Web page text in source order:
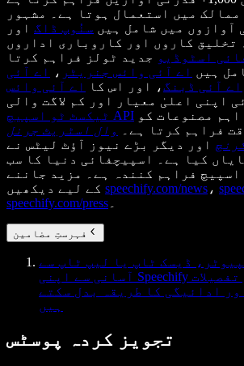
اور لگ بھگ 200 ممالک میں استعمال ہوتا ہے۔ مشہور
آوازوں میں شامل ہیں سنُوپ ڈاگ اور
۔ تخلیق کاروں اور کاروباری اداروں
اسٹوڈیو جدید ٹولز فراہم کرتا
ہیں اے آئی وائس جنریٹر ،
اے آئی
اے آئی ڈبنگ، اور اس کا
اے آئی وائس
اپنی اعلیٰ معیار اور کم لاگت والی
ٹیکسٹ ٹو اسپیچ API
فراہم کرتا ہے۔
وال اسٹریٹ جرنل
اور دیگر بڑے نیوز آؤٹ لیٹس نے
کیا ہے۔ اسپیچفائی دنیا کا سب
فراہم کنندہ ہے۔ مزید جاننے
speechify.com/news ،
speechify.com/press
فہرستِ مضامین
ڈیسک ٹاپ یا لیپ ٹاپ سے
آسانی سے اپنی Speechify سبسکرپشن کی تفصیلات
ادائیگی کا طریقہ بدل سکتے
ہیں
تجویز کردہ پوسٹس